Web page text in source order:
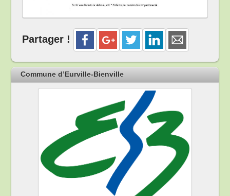
Partager !
Commune d’Eurville-Bienville